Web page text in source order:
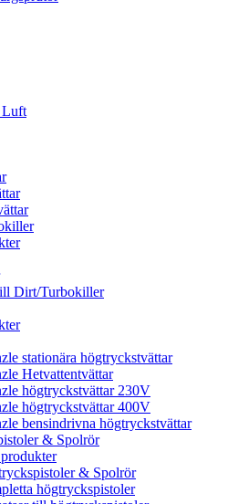
Luft
Dirt/Turbokiller
stationära högtryckstvättar
Hetvattentvättar
högtryckstvättar 230V
högtryckstvättar 400V
bensindrivna högtryckstvättar
& Spolrör
& Spolrör
högtryckspistoler